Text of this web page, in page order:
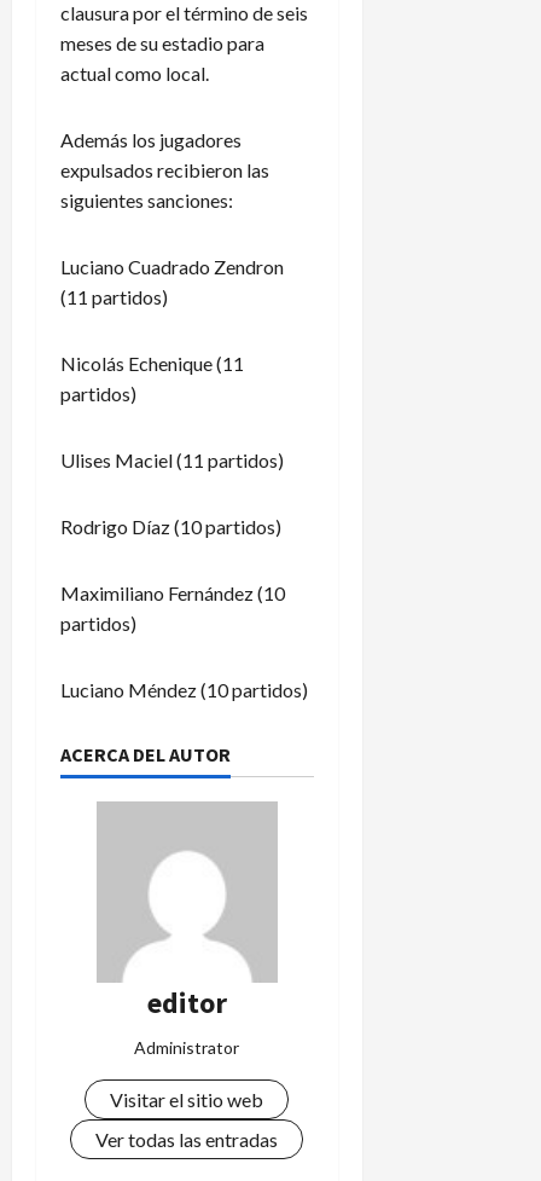
clausura por el término de seis
meses de su estadio para
actual como local.
Además los jugadores
expulsados recibieron las
siguientes sanciones:
Luciano Cuadrado Zendron
(11 partidos)
Nicolás Echenique (11
partidos)
Ulises Maciel (11 partidos)
Rodrigo Díaz (10 partidos)
Maximiliano Fernández (10
partidos)
Luciano Méndez (10 partidos)
ACERCA DEL AUTOR
editor
Administrator
Visitar el sitio web
Ver todas las entradas